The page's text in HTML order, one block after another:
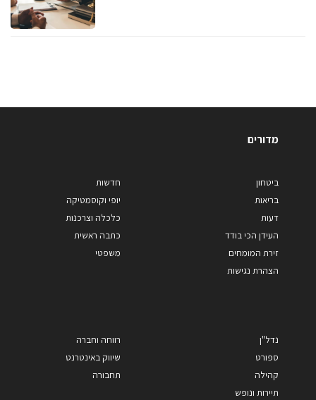
מדורים
ביטחון
בריאות
דעות
העידן הכי בודד
זירת המומחים
הצהרת נגישות
חדשות
יופי וקוסמטיקה
כלכלה וצרכנות
כתבה ראשית
משפטי
נדל"ן
ספורט
קהילה
תיירות ונופש
רווחה וחברה
שיווק באינטרנט
תחבורה